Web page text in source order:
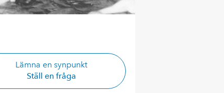
Lämna en synpunkt
Ställ en fråga